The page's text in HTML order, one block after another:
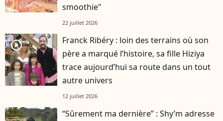
smoothie"
22 juillet 2026
player2
Franck Ribéry : loin des terrains où son
père a marqué l’histoire, sa fille Hiziya
trace aujourd’hui sa route dans un tout
autre univers
12 juillet 2026
“Sûrement ma dernière” : Shy’m adresse